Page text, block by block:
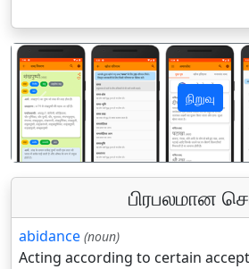
நிறுவு
पिछला
பிரபலமான
abidance (noun)
Acting according to certain